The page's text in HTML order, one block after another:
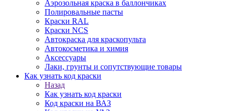
Аэрозольная краска в баллончиках
Полировальные пасты
Краски RAL
Краски NCS
Автокраска для краскопульта
Автокосметика и химия
Аксессуары
Лаки, грунты и сопутствующие товары
Как узнать код краски
Назад
Как узнать код краски
Код краски на ВАЗ